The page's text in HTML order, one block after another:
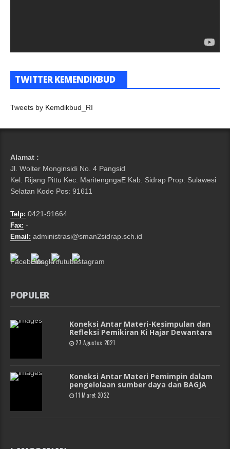
TWITTER KEMENDIKBUD
Tweets by Kemdikbud_RI
Alamat :
Jl. Wolter Monginsidi No. 4 Pangsid
Kel. Rijang Pittu Kec. MaritengngaE Kab. Sidrap Prop. Sulawesi
Selatan Kode Pos: 91611
Telp: 0421-91664
Fax: -
Email: administrasi@sman2sidrap.sch.id
POPULER
Koneksi Antar Materi-Kesimpulan dan
Refleksi Pemikiran Ki Hajar Dewantara
27 Agustus 2021
Koneksi Antar Materi Pemimpin dalam
pengelolaan sumber daya dan BAGJA
11 Maret 2022